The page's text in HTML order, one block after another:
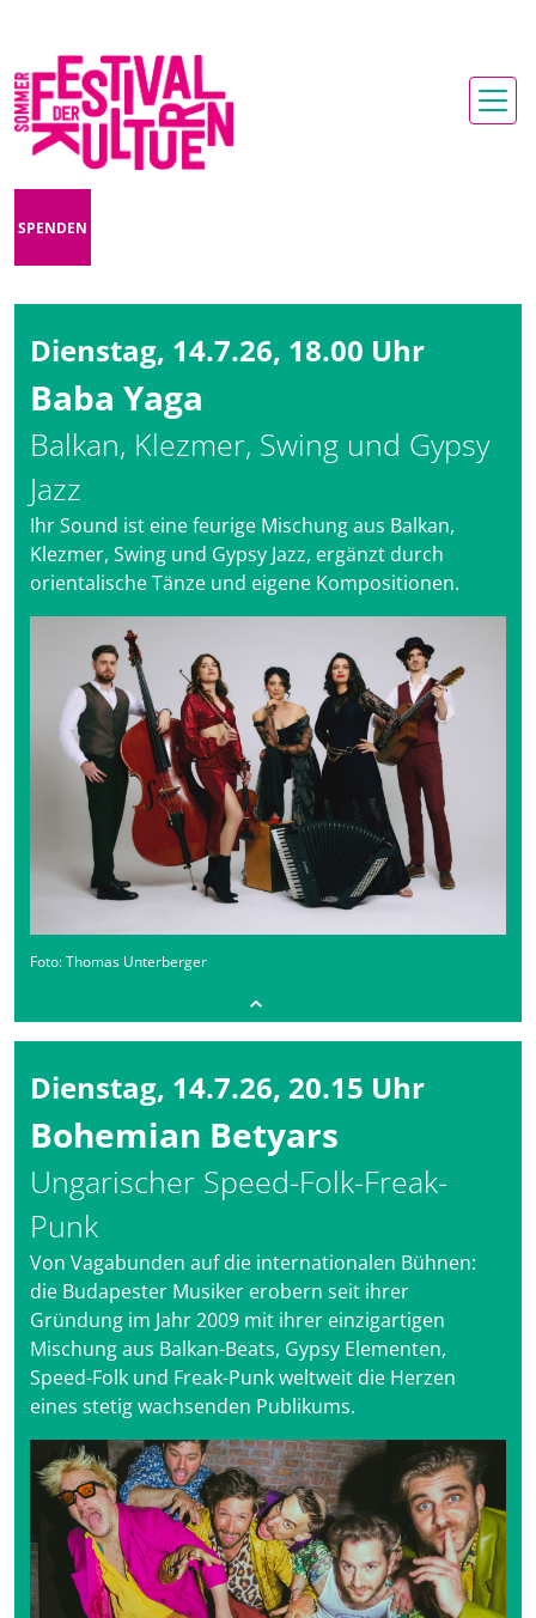
SPENDEN
Dienstag, 14.7.26, 18.00 Uhr
Baba Yaga
Balkan, Klezmer, Swing und Gypsy
Jazz
Ihr Sound ist eine feurige Mischung aus Balkan,
Klezmer, Swing und Gypsy Jazz, ergänzt durch
orientalische Tänze und eigene Kompositionen.
Foto: Thomas Unterberger
Dienstag, 14.7.26, 20.15 Uhr
Bohemian Betyars
Ungarischer Speed-Folk-Freak-
Punk
Von Vagabunden auf die internationalen Bühnen:
die Budapester Musiker erobern seit ihrer
Gründung im Jahr 2009 mit ihrer einzigartigen
Mischung aus Balkan-Beats, Gypsy Elementen,
Speed-Folk und Freak-Punk weltweit die Herzen
eines stetig wachsenden Publikums.